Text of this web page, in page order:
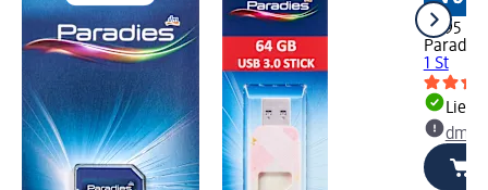
15,95 €
Paradies
1 St
dm